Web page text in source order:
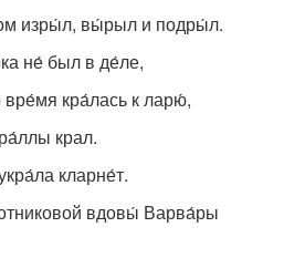
изры́л, вы́рыл и подры́л.
не́ был в де́ле,
кра́лась к ларю́,
крал.
кларне́т.
вдовы́ Варва́ры